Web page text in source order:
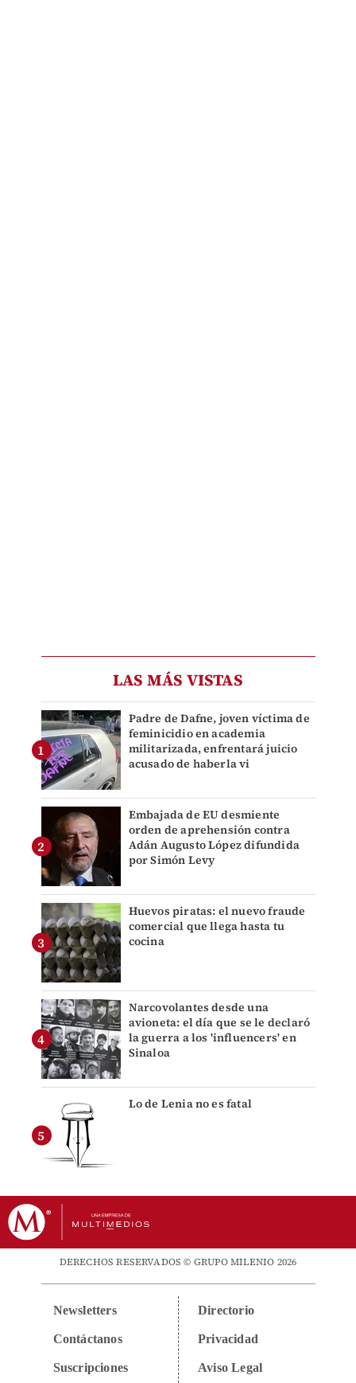
LAS MÁS VISTAS
Padre de Dafne, joven víctima de
feminicidio en academia
militarizada, enfrentará juicio
acusado de haberla vi
Embajada de EU desmiente
orden de aprehensión contra
Adán Augusto López difundida
por Simón Levy
Huevos piratas: el nuevo fraude
comercial que llega hasta tu
cocina
Narcovolantes desde una
avioneta: el día que se le declaró
la guerra a los 'influencers' en
Sinaloa
Lo de Lenia no es fatal
DERECHOS RESERVADOS © GRUPO MILENIO 2026
Newsletters
Contáctanos
Suscripciones
Directorio
Privacidad
Aviso Legal